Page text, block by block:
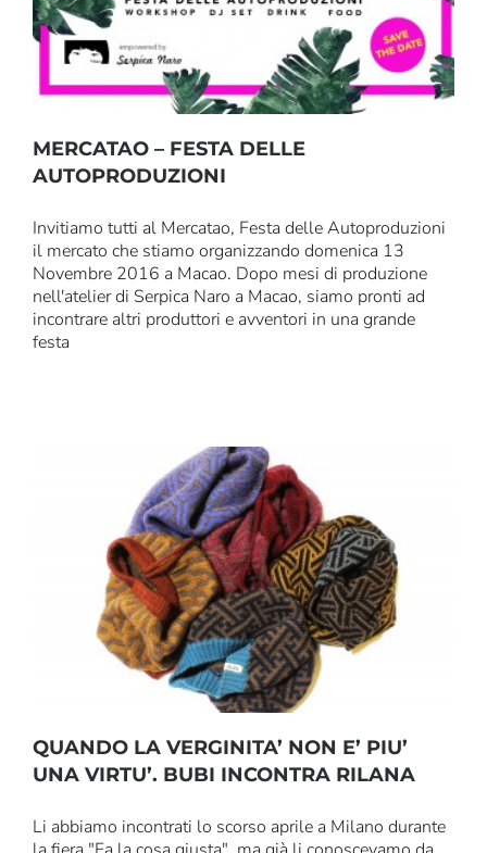
MERCATAO – FESTA DELLE
AUTOPRODUZIONI
Invitiamo tutti al Mercatao, Festa delle Autoproduzioni
il mercato che stiamo organizzando domenica 13
Novembre 2016 a Macao. Dopo mesi di produzione
nell'atelier di Serpica Naro a Macao, siamo pronti ad
incontrare altri produttori e avventori in una grande
festa
QUANDO LA VERGINITA’ NON E’ PIU’
UNA VIRTU’. BUBI INCONTRA RILANA
Li abbiamo incontrati lo scorso aprile a Milano durante